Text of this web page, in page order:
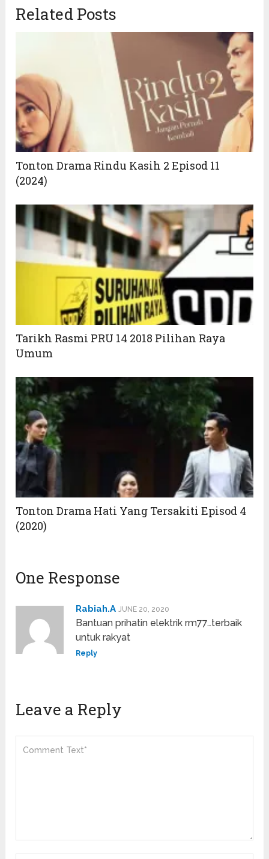
Related Posts
Tonton Drama Rindu Kasih 2 Episod 11
(2024)
Tarikh Rasmi PRU 14 2018 Pilihan Raya
Umum
Tonton Drama Hati Yang Tersakiti Episod 4
(2020)
One Response
Rabiah.A JUNE 20, 2020
Bantuan prihatin elektrik rm77…terbaik
untuk rakyat
Reply
Leave a Reply